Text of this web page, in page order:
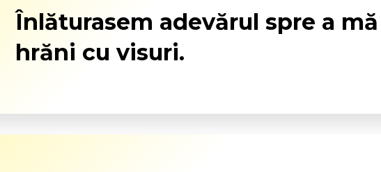
Înlăturasem adevărul spre a mă
hrăni cu visuri.